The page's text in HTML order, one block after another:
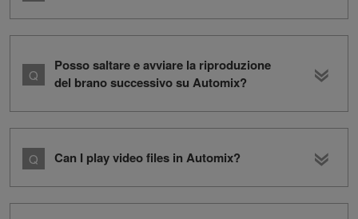
Posso saltare e avviare la riproduzione
del brano successivo su Automix?
Can I play video files in Automix?